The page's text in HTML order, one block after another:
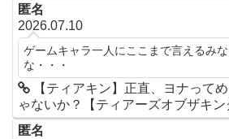
匿名
2026.07.10
ゲームキャラ一人にここまで言えるみ
な・・・
【ティアキン】正直、ヨナって
ゃないか？【ティアーズオブザキン
匿名